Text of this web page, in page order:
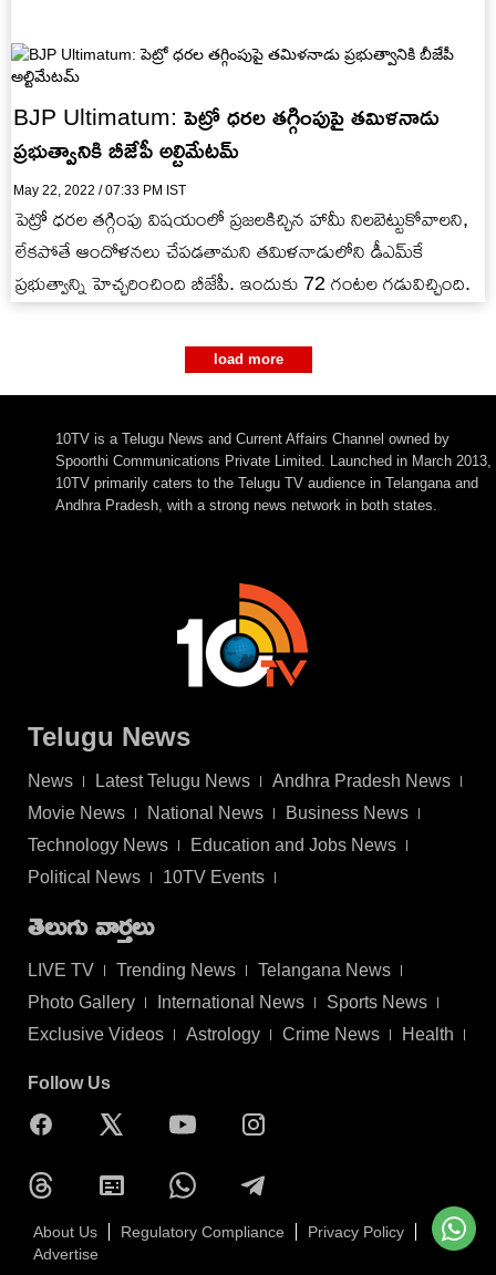
BJP Ultimatum: పెట్రో ధరల తగ్గింపుపై తమిళనాడు
ప్రభుత్వానికి బీజేపీ అల్టిమేటమ్
May 22, 2022 / 07:33 PM IST
పెట్రో ధరల తగ్గింపు విషయంలో ప్రజలకిచ్చిన హామీ నిలబెట్టుకోవాలని,
లేకపోతే ఆందోళనలు చేపడతామని తమిళనాడులోని డీఎమ్‌కే
ప్రభుత్వాన్ని హెచ్చరించింది బీజేపీ. ఇందుకు 72 గంటల గడువిచ్చింది.
load more
10TV is a Telugu News and Current Affairs Channel owned by
Spoorthi Communications Private Limited. Launched in March 2013,
10TV primarily caters to the Telugu TV audience in Telangana and
Andhra Pradesh, with a strong news network in both states.
Telugu News
News Latest Telugu News
Andhra Pradesh News
Movie News
National News
Business News
Technology News
Education and Jobs News
Political News
10TV Events
తెలుగు వార్తలు
LIVE TV Trending News
Telangana News
Photo Gallery
International News
Sports News
Exclusive Videos
Astrology Crime News Health
Follow Us
About Us Regulatory Compliance
Privacy Policy
Advertise